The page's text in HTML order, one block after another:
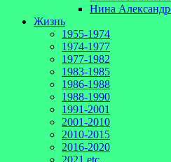
Нина
Жизнь
1955-1974
1974-1977
1977-1982
1983-1985
1986-1988
1988-1990
1991-2001
2001-2010
2010-2015
2016-2020
2021 etc.